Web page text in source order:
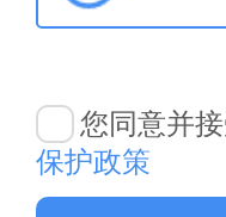
您同意并
保护政策